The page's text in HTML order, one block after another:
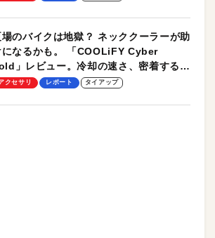
場のバイクは地獄？ ネッククーラーが助
になるかも。 「COOLiFY Cyber
」レビュー。冷却の速さ、密着する冷
レート、シンプルな操作性がグッド！
クセサリ レポート タイアップ